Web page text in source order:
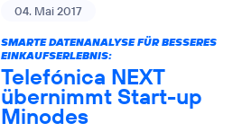
04. Mai 2017
SMARTE DATENANALYSE FÜR BESSERES
EINKAUFSERLEBNIS:
Telefónica NEXT
übernimmt Start-up
Minodes